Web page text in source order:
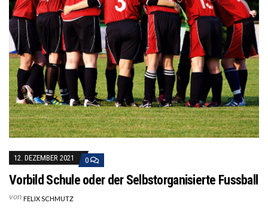
12. DEZEMBER 2021 0
Vorbild Schule oder der Selbstorganisierte Fussball
von FELIX SCHMUTZ